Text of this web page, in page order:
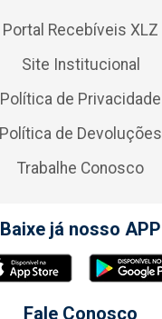
Portal Recebíveis XLZ
Site Institucional
Política de Privacidade
Política de Devoluções
Trabalhe Conosco
Baixe já nosso APP
Fale Conosco